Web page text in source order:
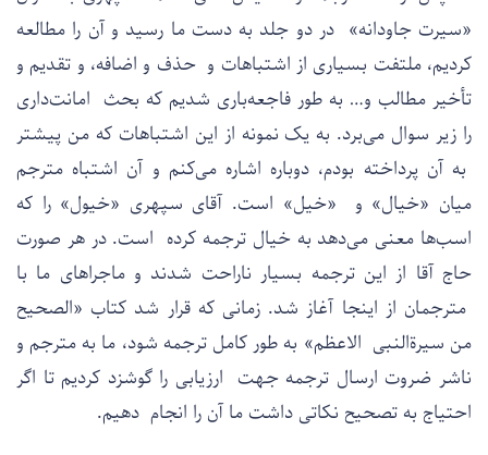
«سیرت جاودانه» در دو جلد به دست ما رسید و آن را مطالعه
کردیم، ملتفت بسیاری از اشتباهات و حذف و اضافه، و تقدیم و
تأخیر مطالب و… به طور فاجعه‌باری شدیم که بحث امانت‌داری
را زیر سوال می‌برد. به یک نمونه از این اشتباهات که من پیشتر
به آن پرداخته بودم، دوباره اشاره می‌کنم و آن اشتباه مترجم
میان «خیال» و «خیل» است. آقای سپهری «خیول» را که
اسب‌ها معنی می‌دهد به خیال ترجمه کرده است. در هر صورت
حاج آقا از این ترجمه بسیار ناراحت شدند و ماجراهای ما با
مترجمان از اینجا آغاز شد. زمانی که قرار شد کتاب «الصحیح
من سیرةالنبی الاعظم» به طور کامل ترجمه شود، ما به مترجم و
ناشر ضروت ارسال ترجمه جهت ارزیابی را گوشزد کردیم تا اگر
احتیاج به تصحیح نکاتی داشت ما آن را انجام دهیم.